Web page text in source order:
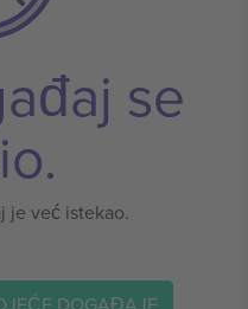
se
je već istekao.
DOGAĐAJE